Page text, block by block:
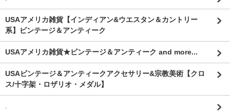
USAアメリカ雑貨【インディアン&ウエスタン＆カントリー
系】ビンテージ＆アンティーク
USAアメリカ雑貨★ビンテージ＆アンティーク and more...
USAビンテージ＆アンティークアクセサリー&宗教美術【クロ
ス/十字架・ロザリオ・メダル】